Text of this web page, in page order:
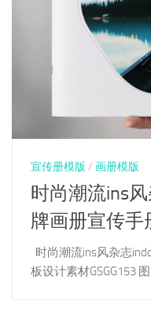
宣传册模版 / 画册模版
时尚潮流ins
牌画册宣传手
时尚潮流ins风杂志
板设计素材GSGG153